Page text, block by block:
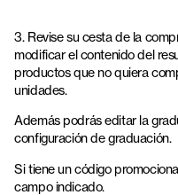
3. Revise su cesta de la
modificar el contenido del
productos que no quiera
unidades.
Además podrás editar la
configuración de graduación.
Si tiene un código
campo indicado.